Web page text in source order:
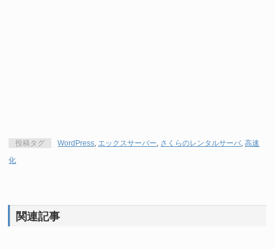
投稿タグ WordPress, エックスサーバー, さくらのレンタルサーバ,高速
化
関連記事